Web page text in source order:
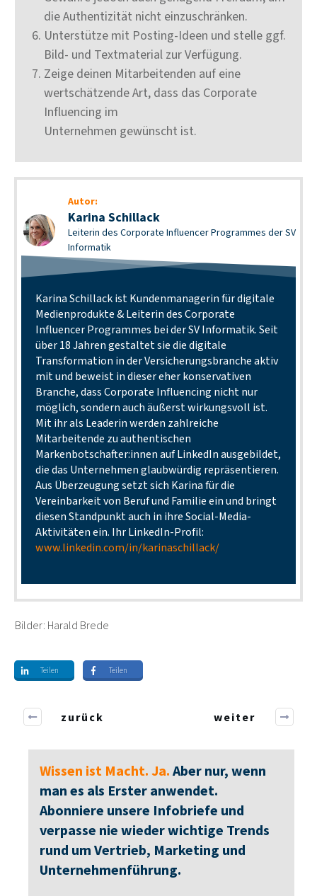
die Authentizität nicht einzuschränken.
Unterstütze mit Posting-Ideen und stelle ggf.
Bild- und Textmaterial zur Verfügung.
Zeige deinen Mitarbeitenden auf eine
wertschätzende Art, dass das Corporate
Influencing im
Unternehmen gewünscht ist.
Autor:
Karina Schillack
Leiterin des Corporate Influencer Programmes der SV
Informatik
Karina Schillack ist Kundenmanagerin für digitale
Medienprodukte & Leiterin des Corporate
Influencer Programmes bei der SV Informatik. Seit
über 18 Jahren gestaltet sie die digitale
Transformation in der Versicherungsbranche aktiv
mit und beweist in dieser eher konservativen
Branche, dass Corporate Influencing nicht nur
möglich, sondern auch äußerst wirkungsvoll ist.
Mit ihr als Leaderin werden zahlreiche
Mitarbeitende zu authentischen
Markenbotschafter:innen auf LinkedIn ausgebildet,
die das Unternehmen glaubwürdig repräsentieren.
Aus Überzeugung setzt sich Karina für die
Vereinbarkeit von Beruf und Familie ein und bringt
diesen Standpunkt auch in ihre Social-Media-
Aktivitäten ein. Ihr LinkedIn-Profil:
www.linkedin.com/in/karinaschillack/
Bilder: Harald Brede
Teilen Teilen
zurück weiter
Wissen ist Macht. Ja. Aber nur, wenn
man es als Erster anwendet.
Abonniere unsere Infobriefe und
verpasse nie wieder wichtige Trends
rund um Vertrieb, Marketing und
Unternehmenführung.